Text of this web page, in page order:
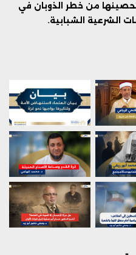
من خطر الذوبان في
الشرعية الشبابية.